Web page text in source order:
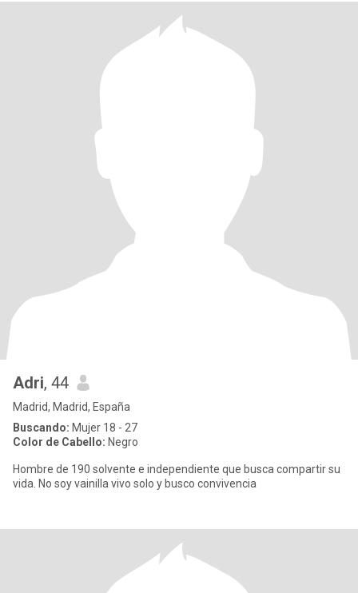
Adri, 44
Madrid, Madrid, España
Buscando: Mujer 18 - 27
Color de Cabello: Negro
Hombre de 190 solvente e independiente que busca compartir su
vida. No soy vainilla vivo solo y busco convivencia